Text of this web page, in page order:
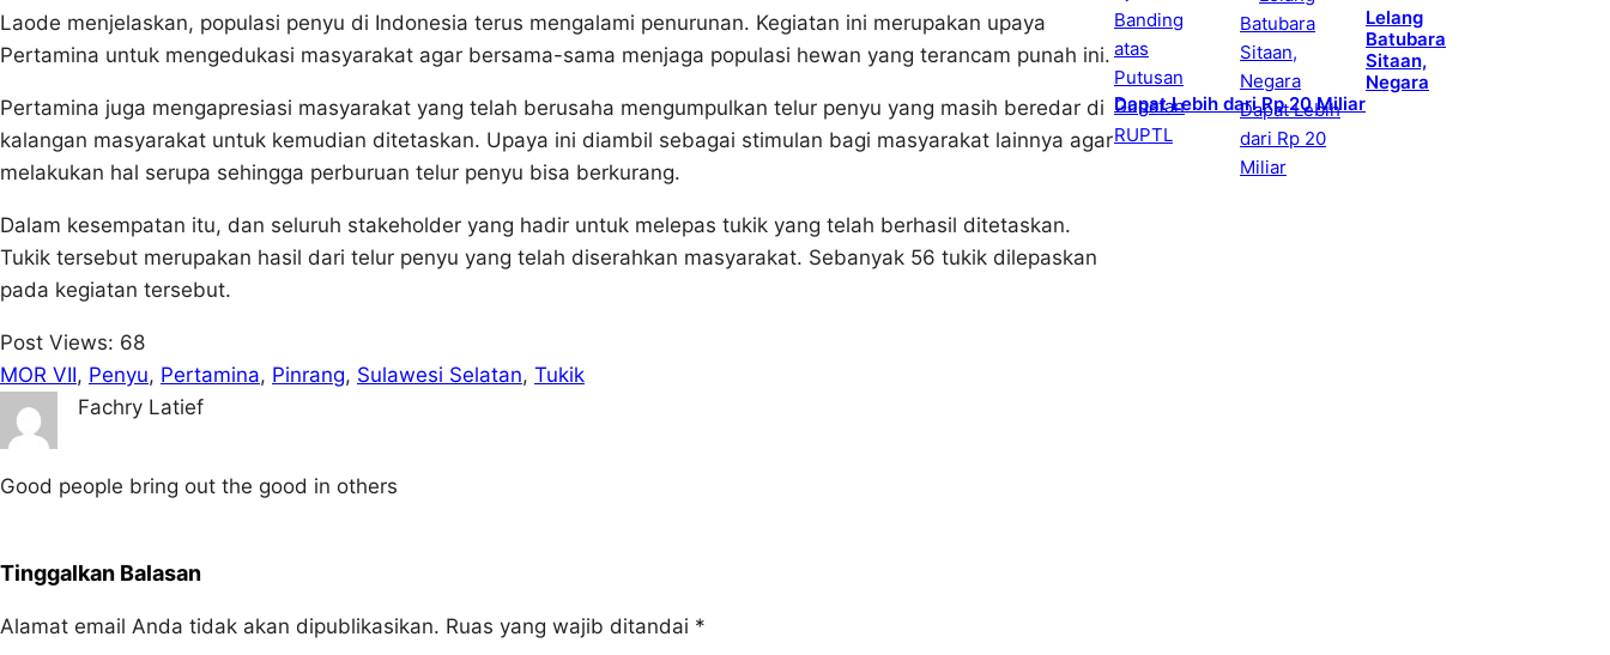
Laode menjelaskan, populasi penyu di Indonesia terus mengalami penurunan. Kegiatan ini merupakan upaya
Pertamina untuk mengedukasi masyarakat agar bersama-sama menjaga populasi hewan yang terancam punah ini.
Pertamina juga mengapresiasi masyarakat yang telah berusaha mengumpulkan telur penyu yang masih beredar di
kalangan masyarakat untuk kemudian ditetaskan. Upaya ini diambil sebagai stimulan bagi masyarakat lainnya agar
melakukan hal serupa sehingga perburuan telur penyu bisa berkurang.
Dalam kesempatan itu, dan seluruh stakeholder yang hadir untuk melepas tukik yang telah berhasil ditetaskan.
Tukik tersebut merupakan hasil dari telur penyu yang telah diserahkan masyarakat. Sebanyak 56 tukik dilepaskan
pada kegiatan tersebut.
Post Views: 68
MOR VII, Penyu, Pertamina, Pinrang, Sulawesi Selatan, Tukik
Fachry Latief
Good people bring out the good in others
Tinggalkan Balasan
Alamat email Anda tidak akan dipublikasikan. Ruas yang wajib ditandai *
Lelang
Batubara
Sitaan,
Negara
Dapat Lebih dari Rp 20 Miliar